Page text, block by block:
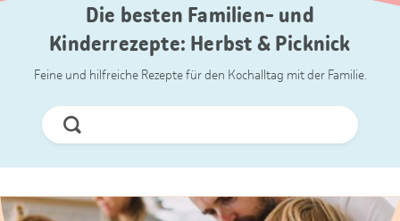
Die besten Familien- und
Kinderrezepte: Herbst & Picknick
Feine und hilfreiche Rezepte für den Kochalltag mit der Familie.
Jetzt
Suchen